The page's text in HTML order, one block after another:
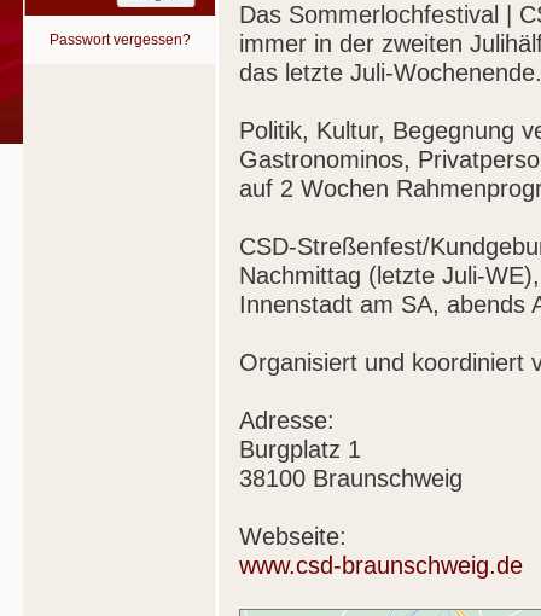
Passwort vergessen?
Das Sommerlochfestival |
immer in der zweiten
das letzte Juli-Wochenende.
Politik, Kultur, Begegnung
Gastronominos,
auf 2 Wochen
CSD-Streßenfest/
Nachmittag (letzte Juli-
Innenstadt am SA, abends
Organisiert und koordiniert
Adresse:
Burgplatz 1
38100 Braunschweig
Webseite:
www.csd-braunschweig.de